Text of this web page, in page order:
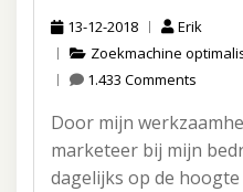
13-12-2018
Erik
Zoekmachine
1.433 Comments
Door mijn
marketeer bij mijn
dagelijks op de